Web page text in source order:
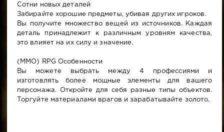
Сотни новых деталей
Забирайте хорошие предметы, убивая других игроков.
Вы получите множество вещей из источников. Каждая
деталь принадлежит к различным уровням качества,
это влияет на их силу и значение.
(MMO) RPG Особенности
Вы можете выбрать между 4 профессиями и
изготовлять более мощные элементы для вашего
персонажа. Откройте для себя разные типы объектов.
Торгуйте материалами врагов и зарабатывайте золото.